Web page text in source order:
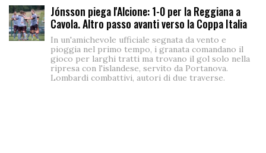
Jónsson piega l'Alcione: 1-0 per la Reggiana a
Cavola. Altro passo avanti verso la Coppa Italia
In un'amichevole ufficiale segnata da vento e
pioggia nel primo tempo, i granata comandano il
gioco per larghi tratti ma trovano il gol solo nella
ripresa con l'islandese, servito da Portanova.
Lombardi combattivi, autori di due traverse.